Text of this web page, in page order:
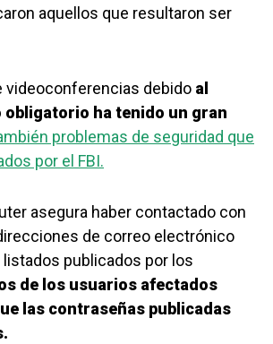
aquellos que resultaron ser
videoconferencias debido al
ha tenido un gran
problemas de seguridad que
por el FBI.
asegura haber contactado con
de correo electrónico
publicados por los
de los usuarios afectados
las contraseñas publicadas